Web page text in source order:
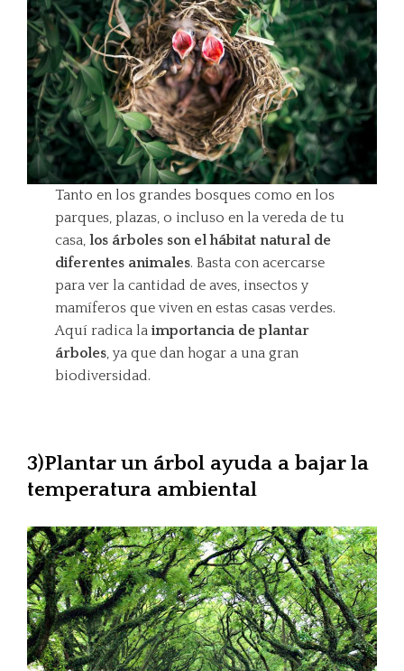
Tanto en los grandes bosques como en los
parques, plazas, o incluso en la vereda de tu
casa,los árboles son el hábitat natural de
diferentes animales. Basta con acercarse
para ver la cantidad de aves, insectos y
mamíferos que viven en estas casas verdes.
Aquí radica laimportancia de plantar
árboles, ya que dan hogar a una gran
biodiversidad.
3)Plantar un árbol ayuda a bajar la
temperatura ambiental